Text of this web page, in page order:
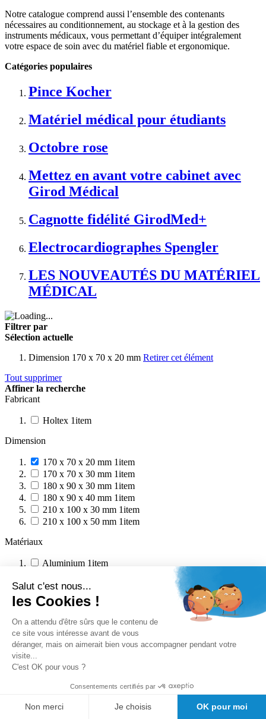
Notre catalogue comprend aussi l’ensemble des contenants
nécessaires au conditionnement, au stockage et à la gestion des
instruments médicaux, vous permettant d’équiper intégralement
votre espace de soin avec du matériel fiable et ergonomique.
Catégories populaires
Pince Kocher
Matériel médical pour étudiants
Octobre rose
Mettez en avant votre cabinet avec
Girod Médical
Cagnotte fidélité GirodMed+
Electrocardiographes Spengler
LES NOUVEAUTÉS DU MATÉRIEL
MÉDICAL
Filtrer par
Sélection actuelle
Dimension 170 x 70 x 20 mm Retirer cet élément
Tout supprimer
Affiner la recherche
Fabricant
Holtex 1item
Dimension
170 x 70 x 20 mm 1item
170 x 70 x 30 mm 1item
180 x 90 x 30 mm 1item
180 x 90 x 40 mm 1item
210 x 100 x 30 mm 1item
210 x 100 x 50 mm 1item
Matériaux
Aluminium 1item
Prix
Nos avantages clients
Meilleurs prix du web
Expedition sous 24/48h
milliers de références de marque au meilleur prix.
Salut c'est nous...
les Cookies !
On a attendu d'être sûrs que le contenu de
ce site vous intéresse avant de vous
déranger, mais on aimerait bien vous accompagner pendant votre
visite...
C'est OK pour vous ?
Consentements certifiés par
Non merci Je choisis OK pour moi